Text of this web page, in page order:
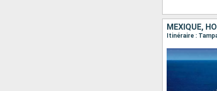
MEXIQUE,
Itinéraire :